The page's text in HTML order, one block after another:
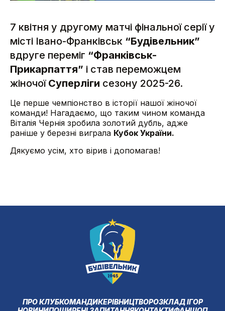
7 квітня у другому матчі фінальної серії у
місті Івано-Франківськ “Будівельник”
вдруге переміг “Франківськ-
Прикарпаття” і став переможцем
жіночої Суперліги сезону 2025-26.
Це перше чемпіонство в історії нашої жіночої
команди! Нагадаємо, що таким чином команда
Віталія Чернія зробила золотий дубль, адже
раніше у березні виграла Кубок України.
Дякуємо усім, хто вірив і допомагав!
ПРО КЛУБКОМАНДИКЕРІВНИЦТВОРОЗКЛАД ІГОР